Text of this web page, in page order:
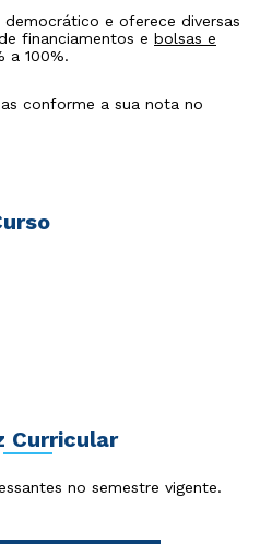
e oferece diversas
financiamentos e bolsas e
a 100%.
conforme a sua nota no
Curricular
no semestre vigente.
sejam utilizados para o
do Sul.